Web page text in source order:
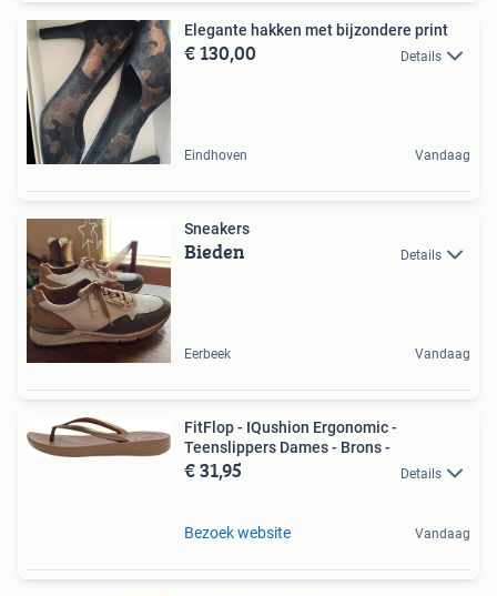
Elegante hakken met bijzondere print
€ 130,00 Details
Eindhoven Vandaag
Sneakers
Bieden Details
Eerbeek Vandaag
FitFlop - IQushion Ergonomic -
Teenslippers Dames - Brons -
€ 31,95 Details
Bezoek website Vandaag